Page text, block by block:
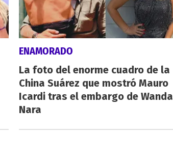
ENAMORADO
La foto del enorme cuadro de la
China Suárez que mostró Mauro
Icardi tras el embargo de Wanda
Nara